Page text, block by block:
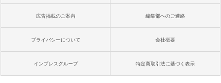
広告掲載のご案内 編集部へのご連絡
プライバシーについて 会社概要
インプレスグループ 特定商取引法に基づく表示